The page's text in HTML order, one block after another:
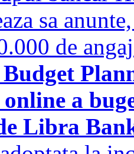
sa
de
Budget
online a
Libra